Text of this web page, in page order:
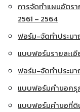
การจัดทำแผนอัตร
2561 – 2564
ฟอร์ม-จัดทำประม
แบบฟอร์มรายละเ
ฟอร์ม-จัดทำประม
แบบฟอร์มคำขอค
แบบฟอร์มคำขอที่ดิ